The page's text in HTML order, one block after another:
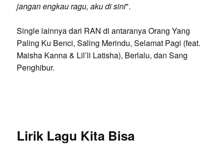
jangan engkau ragu, aku di sini".
Single lainnya dari RAN di antaranya Orang Yang
Paling Ku Benci, Saling Merindu, Selamat Pagi (feat.
Maisha Kanna & Lil’li Latisha), Berlalu, dan Sang
Penghibur.
Lirik Lagu Kita Bisa